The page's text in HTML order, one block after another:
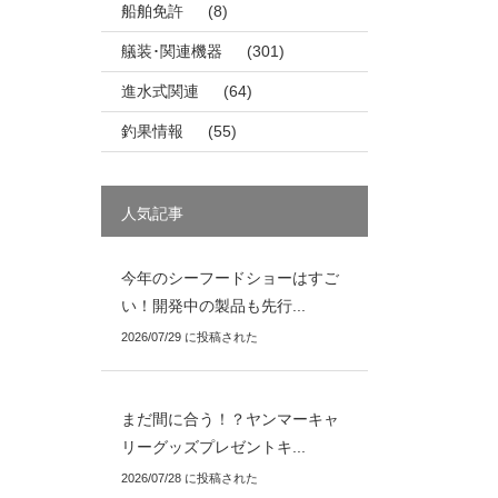
船舶免許 (8)
艤装･関連機器 (301)
進水式関連 (64)
釣果情報 (55)
人気記事
今年のシーフードショーはすご
い！開発中の製品も先行...
2026/07/29 に投稿された
まだ間に合う！？ヤンマーキャ
リーグッズプレゼントキ...
2026/07/28 に投稿された